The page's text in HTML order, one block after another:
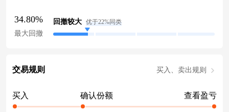
34.80%
最大回撤
回撤较大 优于22%同类
交易规则 买入、卖出规则
买入 确认份额 查看盈亏